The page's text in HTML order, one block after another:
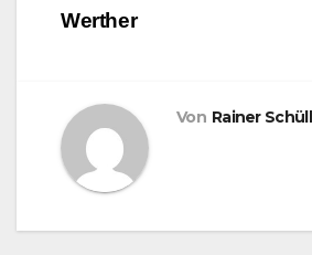
Werther
Von Rainer